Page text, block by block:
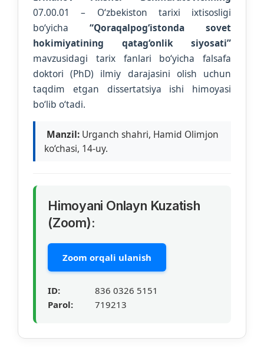
07.00.01 – O‘zbekiston tarixi ixtisosligi
bo‘yicha “Qoraqalpog‘istonda sovet
hokimiyatining qatag‘onlik siyosati”
mavzusidagi tarix fanlari bo‘yicha falsafa
doktori (PhD) ilmiy darajasini olish uchun
taqdim etgan dissertatsiya ishi himoyasi
bo‘lib o‘tadi.
Manzil: Urganch shahri, Hamid Olimjon
ko‘chasi, 14-uy.
Himoyani Onlayn Kuzatish
(Zoom):
Zoom orqali ulanish
ID:
836 0326 5151
Parol:
719213